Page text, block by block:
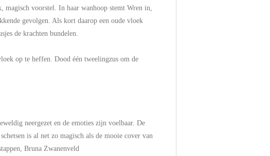
magisch voorstel. In haar wanhoop stemt Wren in,
gevolgen. Als kort daarop een oude vloek
de krachten bundelen.
op te heffen. Dood één tweelingzus om de
neergezet en de emoties zijn voelbaar. De
is al net zo magisch als de mooie cover van
Bruna Zwanenveld